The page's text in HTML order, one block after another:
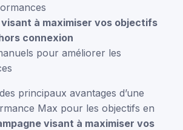
visant à maximiser vos objectifs
connexion
pour améliorer les
principaux avantages d’une
Max pour les objectifs en
visant à maximiser vos